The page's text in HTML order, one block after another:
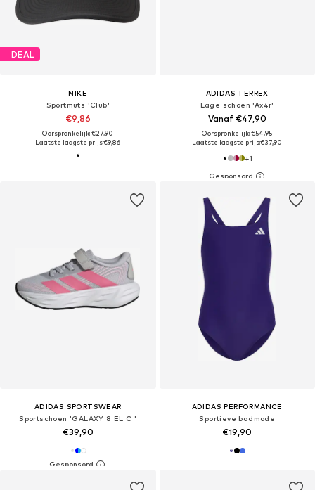
DEAL
NIKE
Sportmuts 'Club'
€9,86
Oorspronkelijk: €27,90
Laatste laagste prijs:€9,86
ADIDAS TERREX
Lage schoen 'Ax4r'
Vanaf €47,90
Oorspronkelijk: €54,95
Laatste laagste prijs:€37,90
+1
ADIDAS SPORTSWEAR
Sportschoen 'GALAXY 8 EL C '
€39,90
ADIDAS PERFORMANCE
Sportieve badmode
€19,90